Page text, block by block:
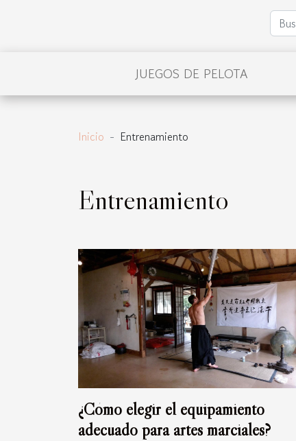
JUEGOS DE PELOTA
Inicio Entrenamiento
Entrenamiento
¿Cómo elegir el equipamiento
adecuado para artes marciales?